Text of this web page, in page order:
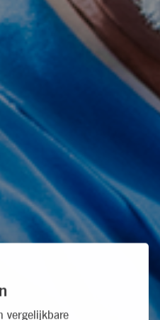
vergelijkbare